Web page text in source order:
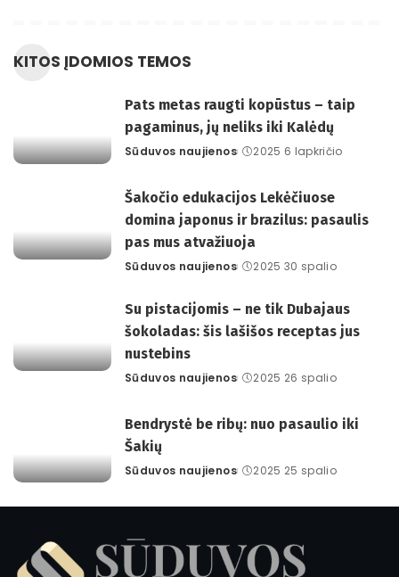
KITOS ĮDOMIOS TEMOS
Pats metas raugti kopūstus – taip
pagaminus, jų neliks iki Kalėdų
Posted
Sūduvos naujienos 2025 6 lapkričio
Šakočio edukacijos Lekėčiuose
domina japonus ir brazilus: pasaulis
pas mus atvažiuoja
Posted
Sūduvos naujienos 2025 30 spalio
Su pistacijomis – ne tik Dubajaus
šokoladas: šis lašišos receptas jus
nustebins
Posted
Sūduvos naujienos 2025 26 spalio
Bendrystė be ribų: nuo pasaulio iki
Šakių
Posted
Sūduvos naujienos 2025 25 spalio